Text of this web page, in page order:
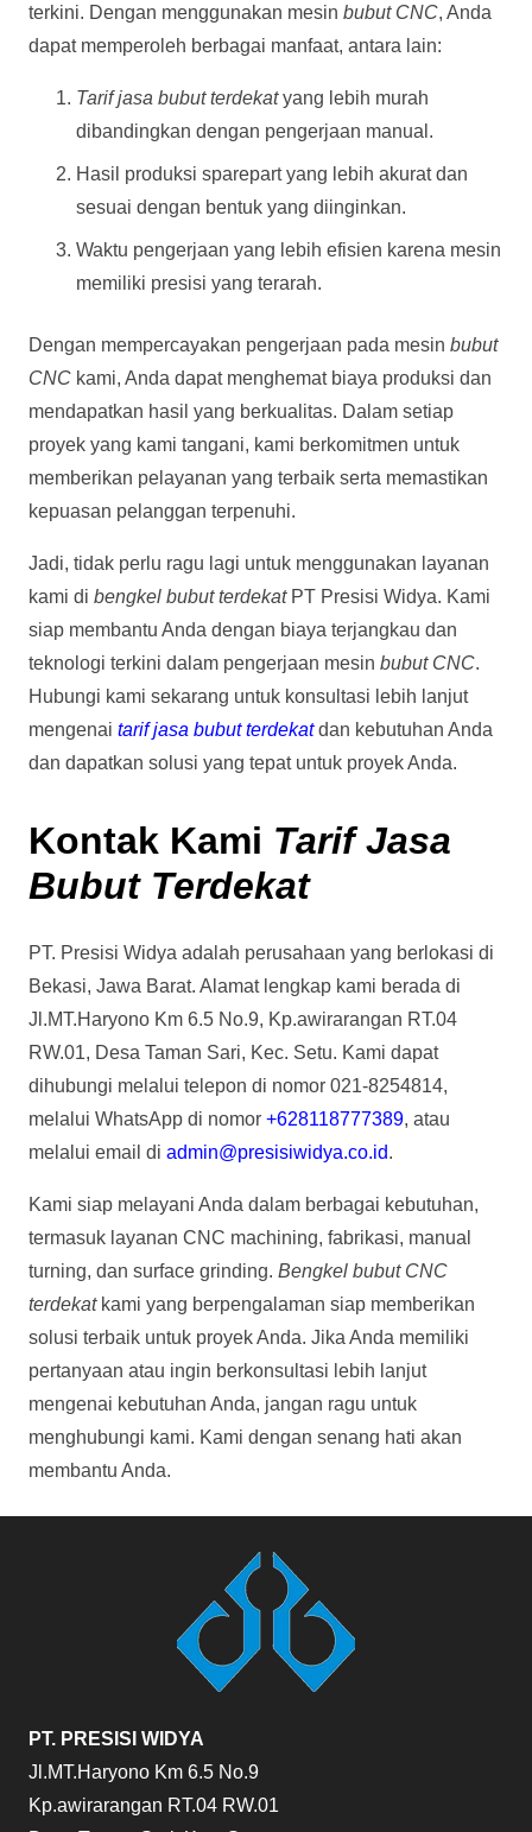
terkini. Dengan menggunakan mesin bubut CNC, Anda
dapat memperoleh berbagai manfaat, antara lain:
Tarif jasa bubut terdekatyang lebih murah
dibandingkan dengan pengerjaan manual.
Hasil produksi sparepart yang lebih akurat dan
sesuai dengan bentuk yang diinginkan.
Waktu pengerjaan yang lebih efisien karena mesin
memiliki presisi yang terarah.
Dengan mempercayakan pengerjaan pada mesin bubut
CNC kami, Anda dapat menghemat biaya produksi dan
mendapatkan hasil yang berkualitas. Dalam setiap
proyek yang kami tangani, kami berkomitmen untuk
memberikan pelayanan yang terbaik serta memastikan
kepuasan pelanggan terpenuhi.
Jadi, tidak perlu ragu lagi untuk menggunakan layanan
kami di bengkel bubut terdekatPT Presisi Widya. Kami
siap membantu Anda dengan biaya terjangkau dan
teknologi terkini dalam pengerjaan mesin bubut CNC.
Hubungi kami sekarang untuk konsultasi lebih lanjut
mengenai tarif jasa bubut terdekatdan kebutuhan Anda
dan dapatkan solusi yang tepat untuk proyek Anda.
Kontak Kami Tarif Jasa
Bubut Terdekat
PT. Presisi Widya adalah perusahaan yang berlokasi di
Bekasi, Jawa Barat. Alamat lengkap kami berada di
Jl.MT.Haryono Km 6.5 No.9, Kp.awirarangan RT.04
RW.01, Desa Taman Sari, Kec. Setu. Kami dapat
dihubungi melalui telepon di nomor 021-8254814,
melalui WhatsApp di nomor +628118777389, atau
melalui email di admin@presisiwidya.co.id.
Kami siap melayani Anda dalam berbagai kebutuhan,
termasuk layanan CNC machining, fabrikasi, manual
turning, dan surface grinding. Bengkel bubut CNC
terdekatkami yang berpengalaman siap memberikan
solusi terbaik untuk proyek Anda. Jika Anda memiliki
pertanyaan atau ingin berkonsultasi lebih lanjut
mengenai kebutuhan Anda, jangan ragu untuk
menghubungi kami. Kami dengan senang hati akan
membantu Anda.
PT. PRESISI WIDYA
Jl.MT.Haryono Km 6.5 No.9
Kp.awirarangan RT.04 RW.01